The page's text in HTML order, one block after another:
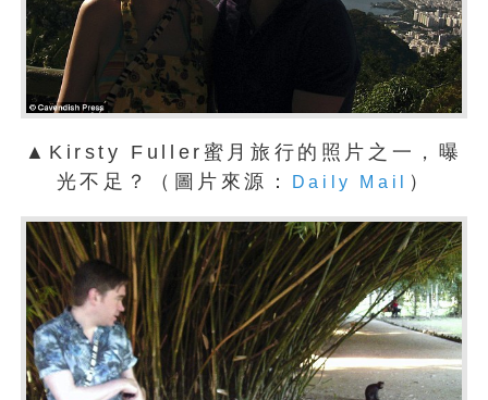
▲Kirsty Fuller蜜月旅行的照片之一，曝
光不足？（圖片來源：
Daily Mail ）